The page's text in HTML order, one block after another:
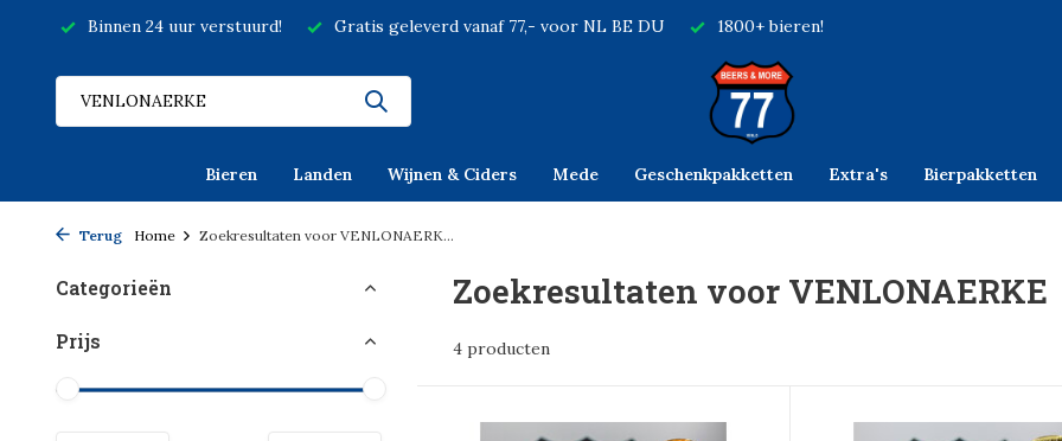
Binnen 24 uur verstuurd! Gratis geleverd vanaf 77,- voor NL BE DU 1800+ bieren!
Bieren Landen Wijnen & Ciders Mede Geschenkpakketten Extra's Bierpakketten
Terug Home Zoekresultaten voor VENLONAERK...
Categorieën
Prijs
Zoekresultaten voor VENLONAERKE
4 producten